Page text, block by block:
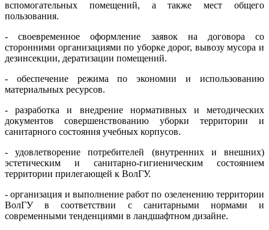
вспомогательных помещений, а также мест общего
пользования.
- своевременное оформление заявок на договора со
сторонними организациями по уборке дорог, вывозу мусора и
дезинсекции, дератизации помещений.
- обеспечение режима по экономии и использованию
материальных ресурсов.
- разработка и внедрение нормативных и методических
документов совершенствованию уборки территории и
санитарного состояния учебных корпусов.
- удовлетворение потребителей (внутренних и внешних)
эстетическим и санитарно-гигиеническим состоянием
территории прилегающей к ВолГУ.
- организация и выполнение работ по озеленению территории
ВолГУ в соответствии с санитарными нормами и
современными тенденциями в ландшафтном дизайне.